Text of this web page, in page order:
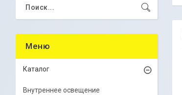
Каталог
Внутреннее освещение